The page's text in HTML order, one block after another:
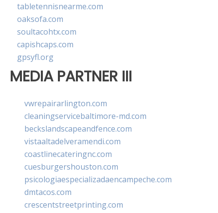
tabletennisnearme.com
oaksofa.com
soultacohtx.com
capishcaps.com
gpsyfl.org
MEDIA PARTNER III
vwrepairarlington.com
cleaningservicebaltimore-md.com
beckslandscapeandfence.com
vistaaltadelveramendi.com
coastlinecateringnc.com
cuesburgershouston.com
psicologiaespecializadaencampeche.com
dmtacos.com
crescentstreetprinting.com